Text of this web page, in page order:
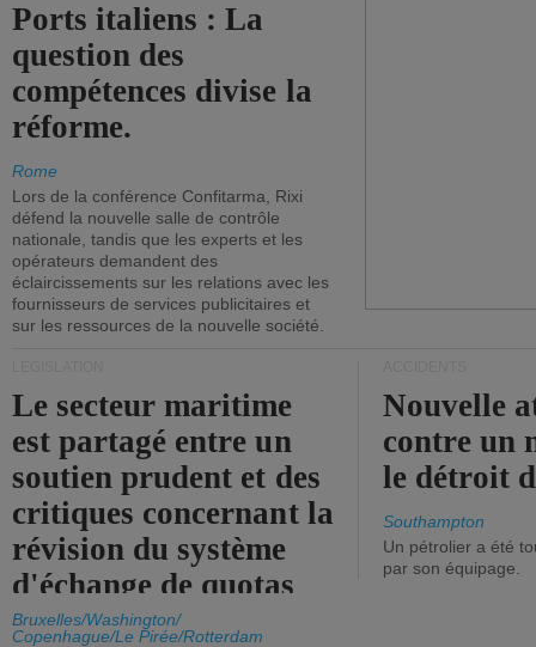
Ports italiens : La
question des
compétences divise la
réforme.
Rome
Lors de la conférence Confitarma, Rixi
défend la nouvelle salle de contrôle
nationale, tandis que les experts et les
opérateurs demandent des
éclaircissements sur les relations avec les
fournisseurs de services publicitaires et
sur les ressources de la nouvelle société.
Le secteur maritime
est partagé entre un
soutien prudent et des
critiques concernant la
révision du système
d'échange de quotas
d'émission de l'UE.
Bruxelles/Washington/
Copenhague/Le Pirée/Rotterdam
Nouvelle
contre un
le détroit
Southampton
Un pétrolier a été
par son équipage.